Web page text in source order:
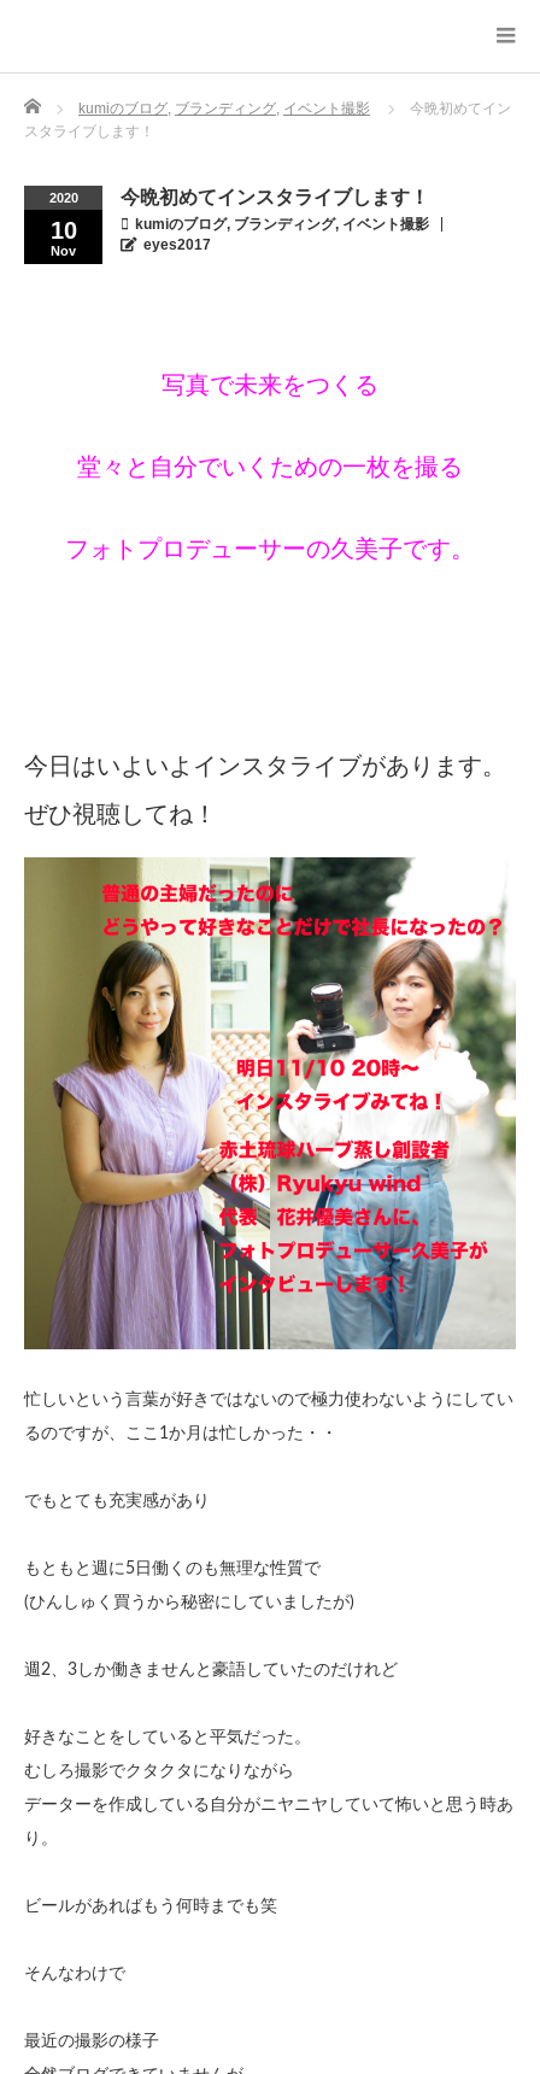
Home kumiのブログ, ブランディング, イベント撮影
今晩初めてイン
スタライブします！
2020
10
Nov
今晩初めてインスタライブします！
kumiのブログ, ブランディング, イベント撮影
eyes2017
写真で未来をつくる
堂々と自分でいくための一枚を撮る
フォトプロデューサーの久美子です。
今日はいよいよインスタライブがあります。
ぜひ視聴してね！
忙しいという言葉が好きではないので極力使わないようにしてい
るのですが、ここ1か月は忙しかった・・
でもとても充実感があり
もともと週に5日働くのも無理な性質で
(ひんしゅく買うから秘密にしていましたが)
週2、3しか働きませんと豪語していたのだけれど
好きなことをしていると平気だった。
むしろ撮影でクタクタになりながら
データーを作成している自分がニヤニヤしていて怖いと思う時あ
り。
ビールがあればもう何時までも笑
そんなわけで
最近の撮影の様子